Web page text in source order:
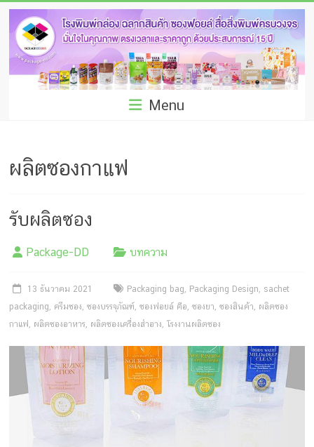
Skip
content
โรง
พิมพ์
กล่อง
ผลิต
ซอง
ฟอยล์
รับ
ผลิต
กล่อง
ครีม
บรรจุ
ภัณฑ์
ฉลาก
ครบ
Menu
ผลิตซองกาแฟ
รับผลิตซอง
Package-DD บทความ
13 ธันวาคม 2021 Packaging bag, Packaging Design, sachet
packaging, ครีมซอง,ซองบรรจุภัณฑ์,ซองฟอยล์ คือ,ซองยา,ซองสินค้า, ผลิตซอง
กาแฟ , ผลิตซองอาหาร, ผลิตซองเครื่องสำอาง,โรงงานผลิตซอง